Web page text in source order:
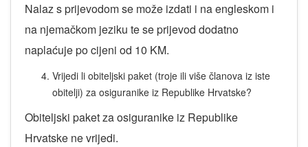
Nalaz s prijevodom se može izdati i na engleskom i
na njemačkom jeziku te se prijevod dodatno
naplaćuje po cijeni od 10 KM.
Vrijedi li obiteljski paket (troje ili više članova iz iste
obitelji) za osiguranike iz Republike Hrvatske?
Obiteljski paket za osiguranike iz Republike
Hrvatske ne vrijedi.